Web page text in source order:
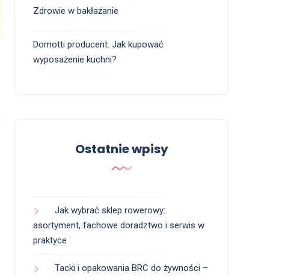
Zdrowie w bakłażanie
Domotti producent. Jak kupować
wyposażenie kuchni?
Ostatnie wpisy
Jak wybrać sklep rowerowy:
asortyment, fachowe doradztwo i serwis w
praktyce
Tacki i opakowania BRC do żywności –